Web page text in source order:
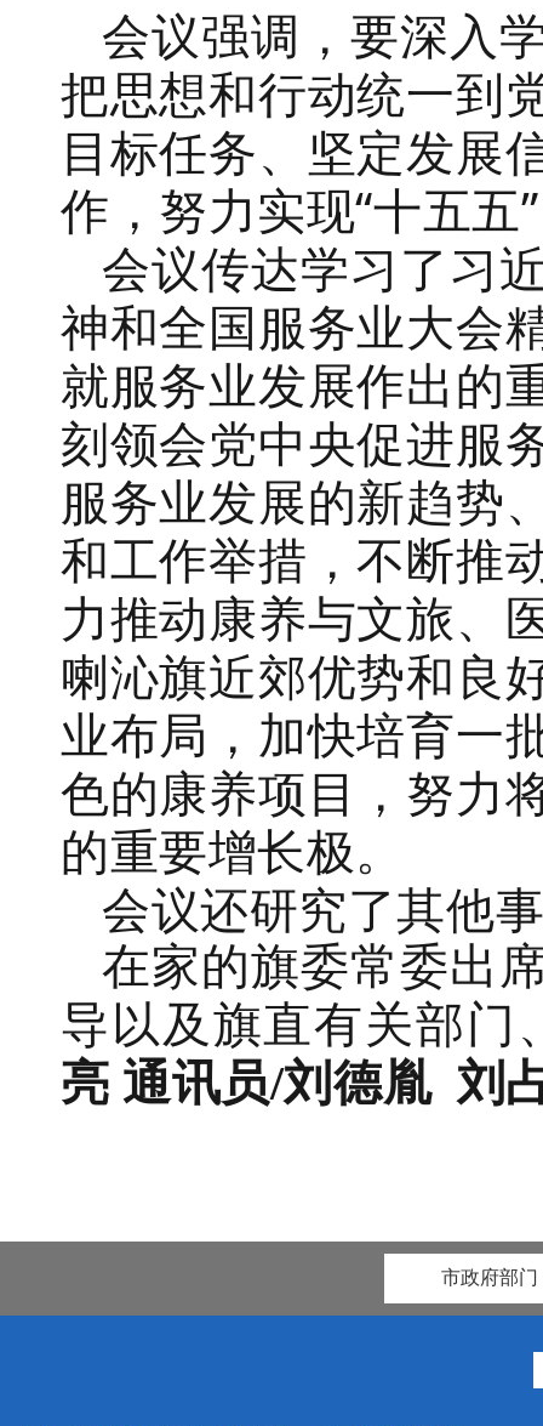
会议强调，要深入
把思想和行动统一到
目标任务、坚定发展
作，努力实现“十五
会议传达学习了习
神和全国服务业大会
就服务业发展作出的
刻领会党中央促进服
服务业发展的新趋势
和工作举措，不断推
力推动康养与文旅、
喇沁旗近郊优势和良
业布局，加快培育一
色的康养项目，努力
的重要增长极。
会议还研究了其他
在家的旗委常委出
导以及旗直有关部门
亮 通讯员/刘德胤 刘
市政府部门